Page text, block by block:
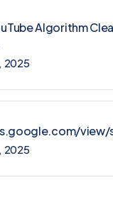
Algorithm
2025
view/
2025